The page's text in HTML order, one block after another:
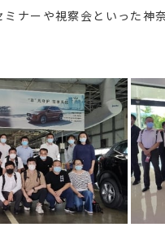
ナーや視察会といった神